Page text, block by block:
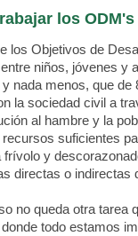
los
los Objetivos de
niños, jóvenes y
nada menos, que de
la sociedad civil a
al hambre y la
suficientes
y
directas o indirectas
no queda otra tarea
todo estamos